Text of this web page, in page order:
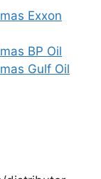
Exxon
BP Oil
Gulf Oil